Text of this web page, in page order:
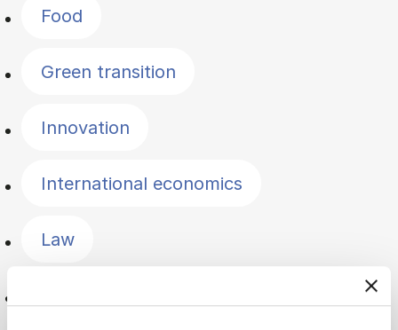
Food
Green transition
Innovation
International economics
Law